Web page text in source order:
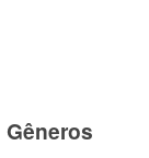
Gêneros